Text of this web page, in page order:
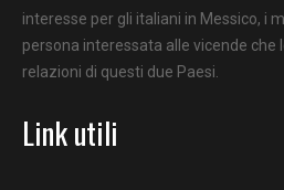
interesse per gli italiani in Messico, i
persona interessata alle vicende che
relazioni di questi due Paesi.
Link utili